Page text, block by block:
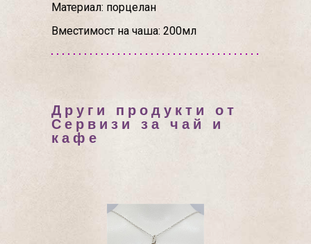
Материал: порцелан
Вместимост на чаша: 200мл
Други продукти от
Сервизи за чай и
кафе